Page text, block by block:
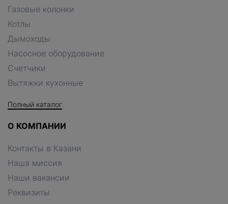
Газовые колонки
Котлы
Дымоходы
Насосное оборудование
Счетчики
Вытяжки кухонные
Полный каталог
О КОМПАНИИ
Контакты в Казани
Наша миссия
Наши вакансии
Реквизиты